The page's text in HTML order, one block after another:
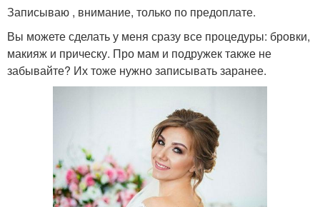
Записываю , внимание, только по предоплате.
Вы можете сделать у меня сразу все процедуры: бровки,
макияж и прическу. Про мам и подружек также не
забывайте? Их тоже нужно записывать заранее.